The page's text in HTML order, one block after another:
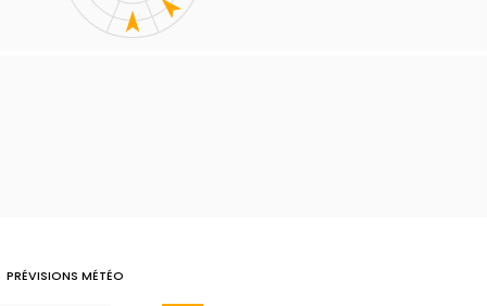
PRÉVISIONS MÉTÉO